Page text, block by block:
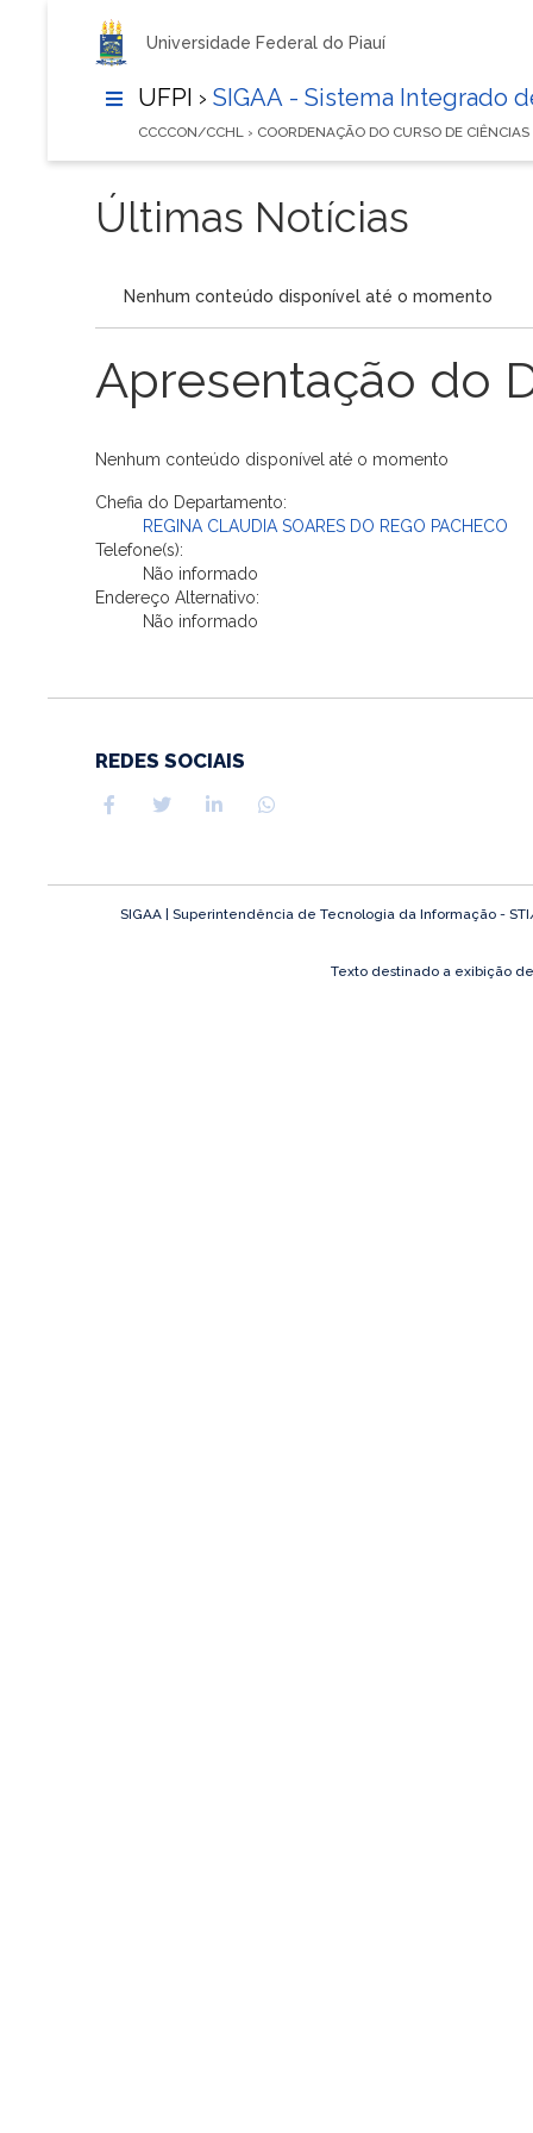
Universidade Federal do Piauí
UFPI › SIGAA - Sistema Integrado
CCCCON/CCHL › COORDENAÇÃO DO CURSO DE
Últimas Notícias
Nenhum conteúdo disponível até o momento
Apresentação do
Nenhum conteúdo disponível até o momento
Chefia do Departamento:
REGINA CLAUDIA SOARES DO REGO PACHECO
Telefone(s):
Não informado
Endereço Alternativo:
Não informado
REDES SOCIAIS
SIGAA | Superintendência de Tecnologia da Informação -
Texto destinado a exibição